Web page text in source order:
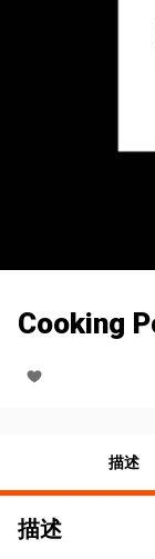
Cooking
描述
描述